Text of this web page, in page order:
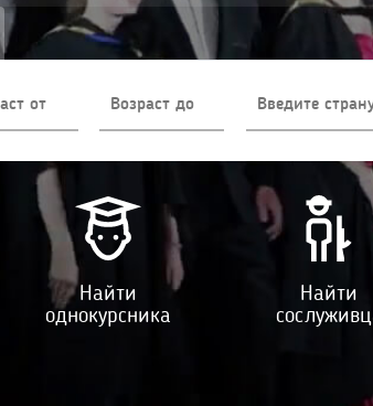
Найти
однокурсника
Найти